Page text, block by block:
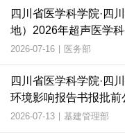
四川省医学科学院·四
地）2026年超声医学
生简章
2026-07-16 | 医务部
四川省医学科学院·四
环境影响报告书报批前
2026-07-13 | 基建管理部